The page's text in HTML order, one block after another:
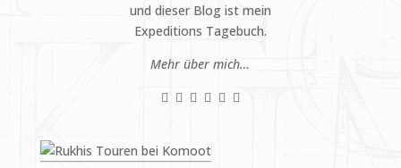
und dieser Blog ist mein
Expeditions Tagebuch.
Mehr über mich…